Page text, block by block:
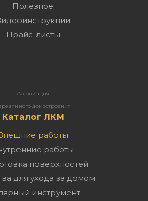
Полезное
Прайс-листы
Ассоциация
домостроения
Каталог ЛКМ
работы
работы
поверхностей
для ухода за домом
инструмент